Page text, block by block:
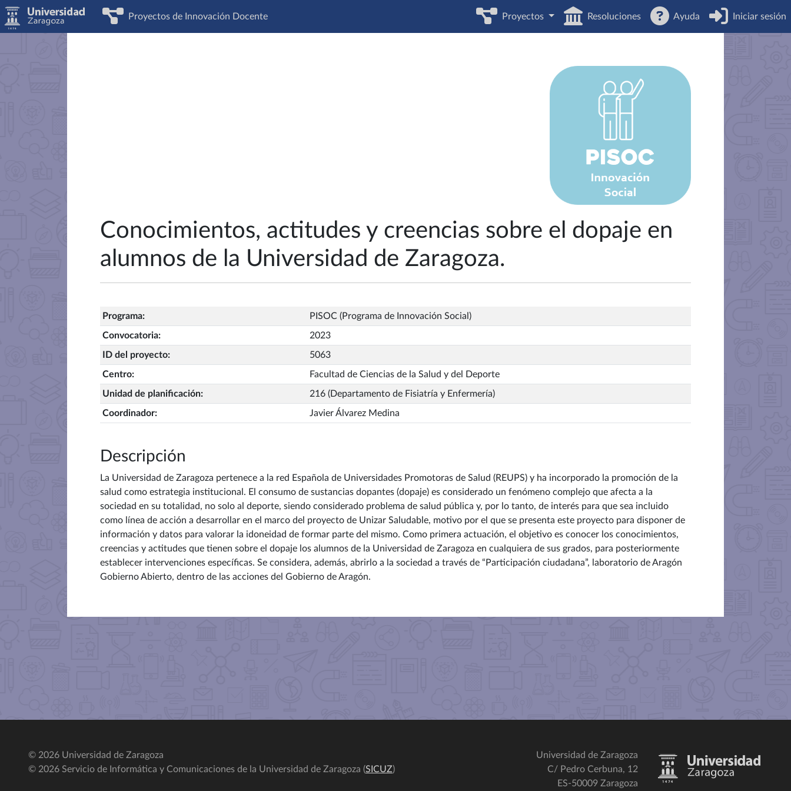
Proyectos de Innovación Docente Proyectos Resoluciones Ayuda Iniciar sesión
Conocimientos, actitudes y creencias sobre el dopaje en
alumnos de la Universidad de Zaragoza.
Programa: PISOC (Programa de Innovación Social)
Convocatoria: 2023
ID del proyecto: 5063
Centro: Facultad de Ciencias de la Salud y del Deporte
Unidad de planificación: 216 (Departamento de Fisiatría y Enfermería)
Coordinador: Javier Álvarez Medina
Descripción
La Universidad de Zaragoza pertenece a la red Española de Universidades Promotoras de Salud (REUPS) y ha incorporado la promoción de la
salud como estrategia institucional. El consumo de sustancias dopantes (dopaje) es considerado un fenómeno complejo que afecta a la
sociedad en su totalidad, no solo al deporte, siendo considerado problema de salud pública y, por lo tanto, de interés para que sea incluido
como línea de acción a desarrollar en el marco del proyecto de Unizar Saludable, motivo por el que se presenta este proyecto para disponer de
información y datos para valorar la idoneidad de formar parte del mismo. Como primera actuación, el objetivo es conocer los conocimientos,
creencias y actitudes que tienen sobre el dopaje los alumnos de la Universidad de Zaragoza en cualquiera de sus grados, para posteriormente
establecer intervenciones específicas. Se considera, además, abrirlo a la sociedad a través de “Participación ciudadana”, laboratorio de Aragón
Gobierno Abierto, dentro de las acciones del Gobierno de Aragón.
© 2026 Universidad de Zaragoza
© 2026 Servicio de Informática y Comunicaciones de la Universidad de Zaragoza (SICUZ)
Universidad de Zaragoza
C/ Pedro Cerbuna, 12
ES-50009 Zaragoza